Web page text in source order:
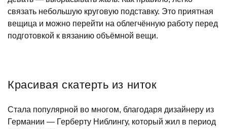
связать небольшую круговую подставку. Это приятная
вещица и можно перейти на облегчённую работу перед
подготовкой к вязанию объёмной вещи.
Красивая скатерть из ниток
Стала популярной во многом, благодаря дизайнеру из
Германии — Герберту Ниблингу, который жил в период